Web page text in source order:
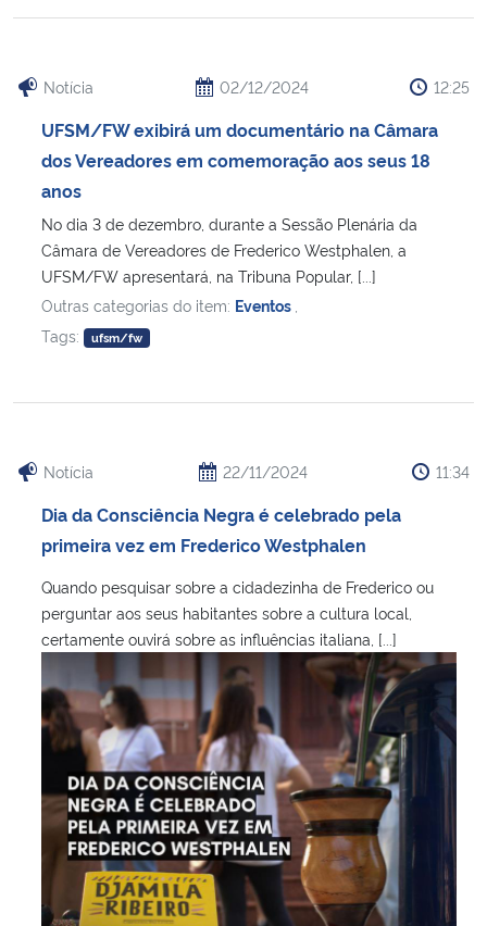
Notícia 02/12/2024 12:25
UFSM/FW exibirá um documentário na Câmara
dos Vereadores em comemoração aos seus 18
anos
No dia 3 de dezembro, durante a Sessão Plenária da
Câmara de Vereadores de Frederico Westphalen, a
UFSM/FW apresentará, na Tribuna Popular, [...]
Outras categorias do item: Eventos
Tags:
ufsm/fw
Notícia 22/11/2024 11:34
Dia da Consciência Negra é celebrado pela
primeira vez em Frederico Westphalen
Quando pesquisar sobre a cidadezinha de Frederico ou
perguntar aos seus habitantes sobre a cultura local,
certamente ouvirá sobre as influências italiana, [...]